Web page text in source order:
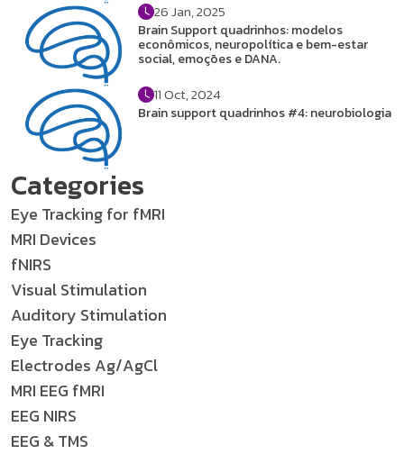
26 Jan, 2025
Brain Support quadrinhos: modelos
econômicos, neuropolítica e bem-estar
social, emoções e DANA.
11 Oct, 2024
Brain support quadrinhos #4: neurobiologia
Categories
Eye Tracking for fMRI
MRI Devices
fNIRS
Visual Stimulation
Auditory Stimulation
Eye Tracking
Electrodes Ag/AgCl
MRI EEG fMRI
EEG NIRS
EEG & TMS